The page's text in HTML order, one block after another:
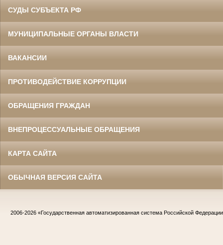
СУДЫ СУБЪЕКТА РФ
МУНИЦИПАЛЬНЫЕ ОРГАНЫ ВЛАСТИ
ВАКАНСИИ
ПРОТИВОДЕЙСТВИЕ КОРРУПЦИИ
ОБРАЩЕНИЯ ГРАЖДАН
ВНЕПРОЦЕССУАЛЬНЫЕ ОБРАЩЕНИЯ
КАРТА САЙТА
ОБЫЧНАЯ ВЕРСИЯ САЙТА
2006-2026 «Государственная автоматизированная система Российской